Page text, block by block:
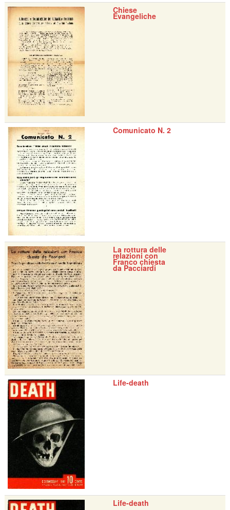
Chiese
Evangeliche
Comunicato N. 2
La rottura delle
relazioni con
Franco chiesta
da Pacciardi
Life-death
Life-death